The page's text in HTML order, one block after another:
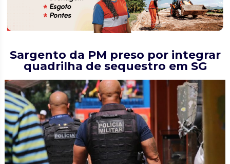
Sargento da PM preso por integrar
quadrilha de sequestro em SG